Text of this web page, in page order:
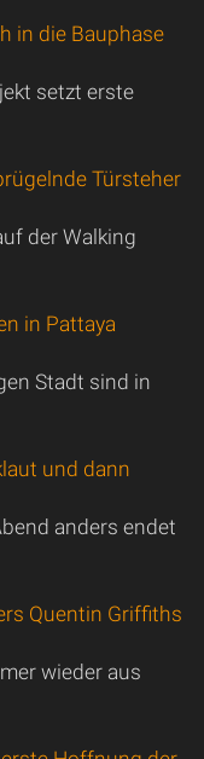
in die Bauphase
setzt erste
Türsteher
der Walking
in Pattaya
Stadt sind in
und dann
anders endet
Quentin Griffiths
wieder aus